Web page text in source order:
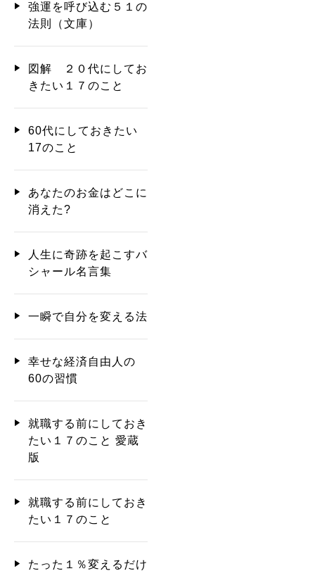
強運を呼び込む５１の
法則（文庫）
図解 ２０代にしてお
きたい１７のこと
60代にしておきたい
17のこと
あなたのお金はどこに
消えた?
人生に奇跡を起こすバ
シャール名言集
一瞬で自分を変える法
幸せな経済自由人の
60の習慣
就職する前にしておき
たい１７のこと 愛蔵
版
就職する前にしておき
たい１７のこと
たった１％変えるだけ